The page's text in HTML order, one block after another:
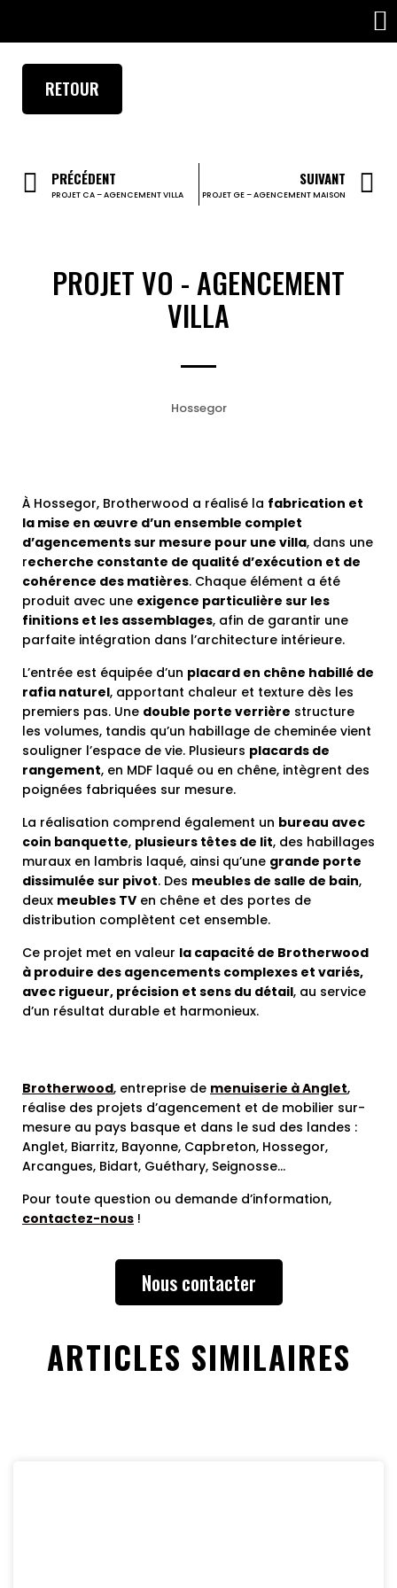
RETOUR
PRÉCÉDENT
PROJET CA – AGENCEMENT VILLA
SUIVANT
PROJET GE – AGENCEMENT MAISON
PROJET VO - AGENCEMENT
VILLA
Hossegor
À Hossegor, Brotherwood a réalisé la fabrication et
la mise en œuvre d’un ensemble complet
d’agencements sur mesure pour une villa, dans une
recherche constante de qualité d’exécution et de
cohérence des matières. Chaque élément a été
produit avec une exigence particulière sur les
finitions et les assemblages, afin de garantir une
parfaite intégration dans l’architecture intérieure.
L’entrée est équipée d’un placard en chêne habillé de
rafia naturel, apportant chaleur et texture dès les
premiers pas. Une double porte verrière structure
les volumes, tandis qu’un habillage de cheminée vient
souligner l’espace de vie. Plusieurs placards de
rangement, en MDF laqué ou en chêne, intègrent des
poignées fabriquées sur mesure.
La réalisation comprend également un bureau avec
coin banquette, plusieurs têtes de lit, des habillages
muraux en lambris laqué, ainsi qu’une grande porte
dissimulée sur pivot. Des meubles de salle de bain,
deux meubles TV en chêne et des portes de
distribution complètent cet ensemble.
Ce projet met en valeur la capacité de Brotherwood
à produire des agencements complexes et variés,
avec rigueur, précision et sens du détail, au service
d’un résultat durable et harmonieux.
Brotherwood, entreprise de menuiserie à Anglet,
réalise des projets d’agencement et de mobilier sur-
mesure au pays basque et dans le sud des landes :
Anglet, Biarritz, Bayonne, Capbreton, Hossegor,
Arcangues, Bidart, Guéthary, Seignosse…
Pour toute question ou demande d’information,
contactez-nous !
Nous contacter
ARTICLES SIMILAIRES